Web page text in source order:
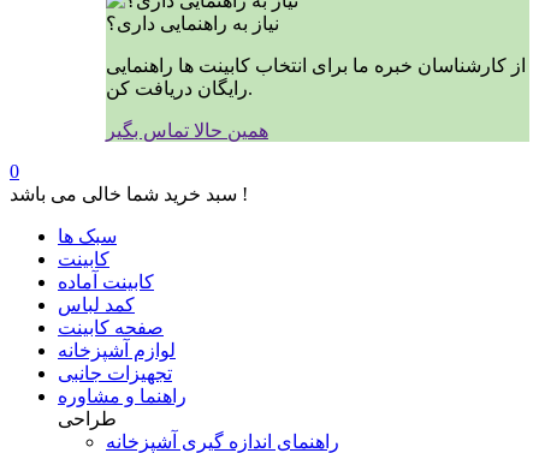
نیاز به راهنمایی داری؟
از کارشناسان خبره ما برای انتخاب کابینت ها راهنمایی
رایگان دریافت کن.
همین حالا تماس بگیر
0
سبد خرید شما خالی می باشد !
سبک ها
کابینت
کابینت آماده
کمد لباس
صفحه کابینت
لوازم آشپزخانه
تجهیزات جانبی
راهنما و مشاوره
طراحی
راهنمای اندازه گیری آشپزخانه